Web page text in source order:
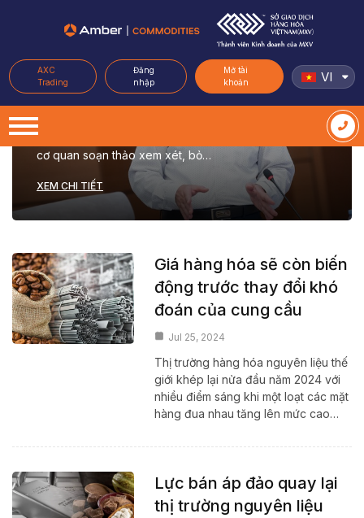
AXC
Trading
Đăng
nhập
Mở tài
khoản
VI
Đề nghị bỏ quy định
Aug 15, 2024
Bình luận, góp ý đối với dự thảo Nghị định hoạt động
mua bán hàng hóa thông qua Sở giao dịch hàng hóa,
PGS.TS Đinh Dũng Sỹ, Chuyên gia pháp luật đề nghị
cơ quan soạn thảo xem xét, bỏ…
XEM CHI TIẾT
Giá hàng hóa sẽ còn biến
động trước thay đổi khó
đoán của cung cầu
Jul 25, 2024
Thị trường hàng hóa nguyên liệu thế
giới khép lại nửa đầu năm 2024 với
nhiều điểm sáng khi một loạt các mặt
hàng đua nhau tăng lên mức cao…
Lực bán áp đảo quay lại
thị trường nguyên liệu